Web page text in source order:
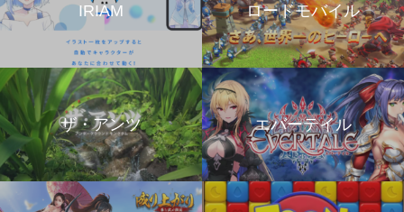
IRIAM ロードモバイル
ザ・アンツ エバーテイル